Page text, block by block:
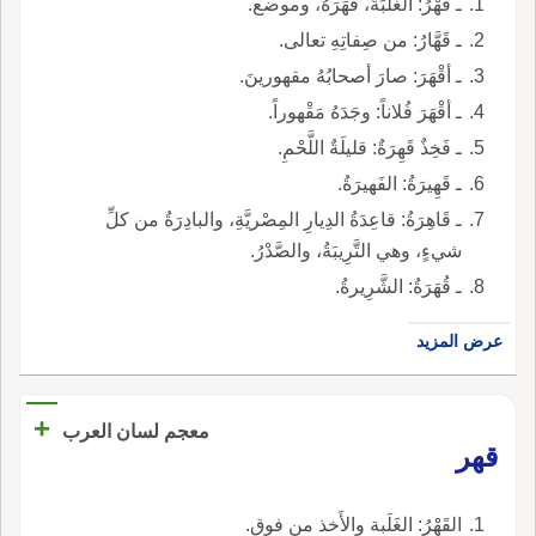
ـ قَهَّارُ: من صِفاتِهِ تعالى.
ـ أقْهَرَ: صارَ أصحابُهُ مقهورينَ.
ـ أقْهَرَ فُلاناً: وجَدَهُ مَقْهوراً.
ـ فَخِذٌ قَهِرَةٌ: قليلَةٌ اللَّحْمِ.
ـ قَهِيرَةُ: الفَهيرَةُ.
ـ قَاهِرَةُ: قاعِدَةُ الدِيارِ المِصْريَّةِ، والبادِرَةُ من كلِّ
شيءٍ، وهي التَّرِيبَةُ، والصَّدْرُ.
ـ قُهَرَةُ: الشَّرِيرةُ.
عرض المزيد
معجم لسان العرب
+
قهر
القَهْرُ: الغَلَبة والأَخذ من فوق.